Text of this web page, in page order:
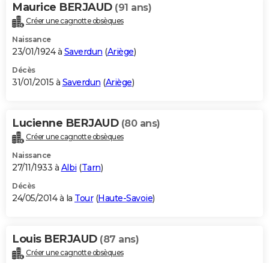
Maurice BERJAUD (91 ans)
Créer une cagnotte obsèques
Naissance
23/01/1924 à Saverdun (Ariège)
Décès
31/01/2015 à Saverdun (Ariège)
Lucienne BERJAUD (80 ans)
Créer une cagnotte obsèques
Naissance
27/11/1933 à Albi (Tarn)
Décès
24/05/2014 à la Tour(Haute-Savoie)
Louis BERJAUD (87 ans)
Créer une cagnotte obsèques